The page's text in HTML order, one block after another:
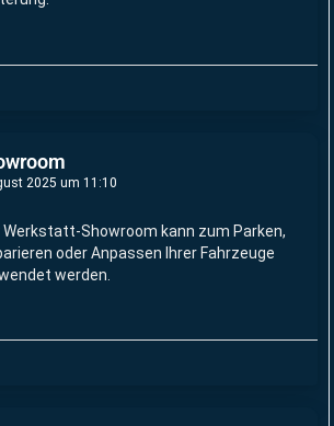
2025 um 11:10
Werkstatt-Showroom kann zum Parken,
oder Anpassen Ihrer Fahrzeuge
werden.